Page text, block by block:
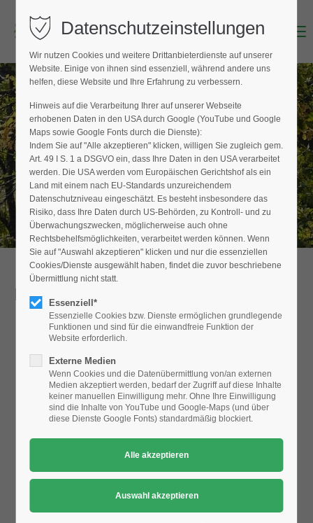
Login
Benutzername (E-Mailadresse)
Passwort
Anmelden
Register|Lost your password?
Support
24h/ 365days
We offer support for our customers
Mon - Fri 8:00am - 5:00pm(GMT +1)
Get in touch
376-293 City Road, Suite 600
Menu
BAUMPFLEGER FINDEN
Hier finden Sie den Fachbetrieb in Ihrer
Nähe
Detailansicht
nicht angezeigt.
Bitte ändern Sie dieDatenschutz-Einstellungen, indem Sie
auch "externe Medien" zulassen.
Datenschutzeinstellungen
Wir nutzen Cookies und weitere Drittanbieterdienste auf unserer
Website. Einige von ihnen sind essenziell, während andere uns
helfen, diese Website und Ihre Erfahrung zu verbessern.
Hinweis auf die Verarbeitung Ihrer auf unserer Webseite
erhobenen Daten in den USA durch Google (YouTube und Google
Maps sowie Google Fonts durch die Dienste):
Indem Sie auf "Alle akzeptieren" klicken, willigen Sie zugleich gem.
Art. 49 I S. 1 a DSGVO ein, dass Ihre Daten in den USA verarbeitet
werden. Die USA werden vom Europäischen Gerichtshof als ein
Land mit einem nach EU-Standards unzureichendem
Datenschutzniveau eingeschätzt. Es besteht insbesondere das
Risiko, dass Ihre Daten durch US-Behörden, zu Kontroll- und zu
Überwachungszwecken, möglicherweise auch ohne
Rechtsbehelfsmöglichkeiten, verarbeitet werden können. Wenn
Sie auf "Auswahl akzeptieren" klicken und nur die essenziellen
Cookies/Dienste ausgewählt haben, findet die zuvor beschriebene
Übermittlung nicht statt.
Essenziell*
Essenzielle Cookies bzw. Dienste ermöglichen grundlegende
Funktionen und sind für die einwandfreie Funktion der
Website erforderlich.
Externe Medien
Wenn Cookies und die Datenübermittlung von/an externen
Medien akzeptiert werden, bedarf der Zugriff auf diese Inhalte
keiner manuellen Einwilligung mehr. Ohne Ihre Einwilligung
sind die Inhalte von YouTube und Google-Maps (und über
diese Dienste Google Fonts) standardmäßig blockiert.